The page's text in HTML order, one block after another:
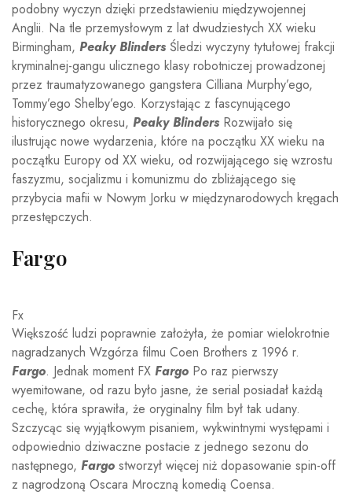
podobny wyczyn dzięki przedstawieniu międzywojennej
Anglii. Na tle przemysłowym z lat dwudziestych XX wieku
Birmingham, Peaky Blinders Śledzi wyczyny tytułowej frakcji
kryminalnej-gangu ulicznego klasy robotniczej prowadzonej
przez traumatyzowanego gangstera Cilliana Murphy’ego,
Tommy’ego Shelby’ego. Korzystając z fascynującego
historycznego okresu, Peaky Blinders Rozwijało się
ilustrując nowe wydarzenia, które na początku XX wieku na
początku Europy od XX wieku, od rozwijającego się wzrostu
faszyzmu, socjalizmu i komunizmu do zbliżającego się
przybycia mafii w Nowym Jorku w międzynarodowych kręgach
przestępczych.
Fargo
Fx
Większość ludzi poprawnie założyła, że pomiar wielokrotnie
nagradzanych Wzgórza filmu Coen Brothers z 1996 r.
Fargo. Jednak moment FX Fargo Po raz pierwszy
wyemitowane, od razu było jasne, że serial posiadał każdą
cechę, która sprawiła, że oryginalny film był tak udany.
Szczycąc się wyjątkowym pisaniem, wykwintnymi występami i
odpowiednio dziwaczne postacie z jednego sezonu do
następnego, Fargo stworzył więcej niż dopasowanie spin-off
z nagrodzoną Oscara Mroczną komedią Coensa.